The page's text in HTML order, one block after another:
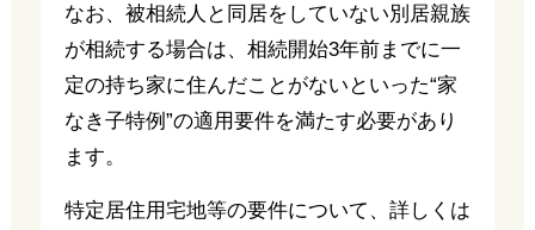
なお、被相続人と同居をしていない別居親族
が相続する場合は、相続開始3年前までに一
定の持ち家に住んだことがないといった“家
なき子特例”の適用要件を満たす必要があり
ます。
特定居住用宅地等の要件について、詳しくは